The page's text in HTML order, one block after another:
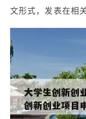
文形式，发表在相